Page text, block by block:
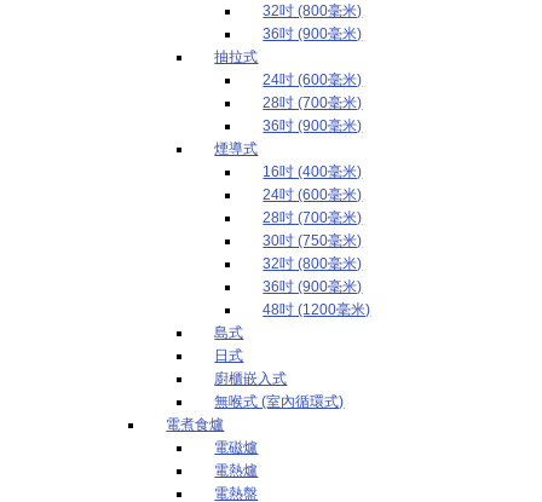
32吋 (800毫米)
36吋 (900毫米)
抽拉式
24吋 (600毫米)
28吋 (700毫米)
36吋 (900毫米)
煙導式
16吋 (400毫米)
24吋 (600毫米)
28吋 (700毫米)
30吋 (750毫米)
32吋 (800毫米)
36吋 (900毫米)
48吋 (1200毫米)
島式
日式
廚櫃嵌入式
無喉式 (室內循環式)
電煮食爐
電磁爐
電熱爐
電熱盤